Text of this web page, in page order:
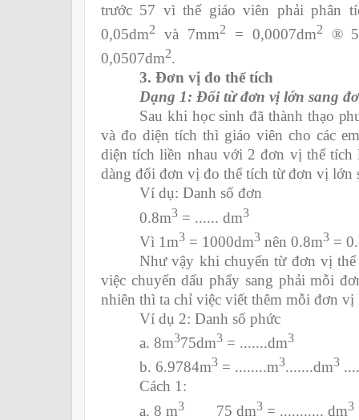
trước 57 vì thế giáo viên phải phân
0,05dm2 và 7mm2 = 0,0007dm2 ®
0,0507dm2.
3. Đơn vị đo thể tích
Dạng 1: Đổi từ đơn vị lớn sang
Sau khi học sinh đã thành thạo
và đo diện tích thì giáo viên cho các
diện tích liền nhau với 2 đơn vị thể tích
dàng đổi đơn vị đo thể tích từ đơn vị lớn
Ví dụ: Danh số đơn
0.8m3 = ...... dm3
Vì 1m3 = 1000dm3 nên 0.8m3 =
Như vậy khi chuyển từ đơn vị
việc chuyển dấu phẩy sang phải mỗi
nhiên thì ta chỉ việc viết thêm mỗi đơn vị
Ví dụ 2: Danh số phức
a. 8m375dm3 = .......dm3
b. 6.9784m3 = ........m3.......dm3
Cách 1:
a. 8 m3 75 dm3 = ........... dm3